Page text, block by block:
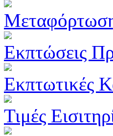
Εκπτώσεις
Εκπτωτικές
Τιμές